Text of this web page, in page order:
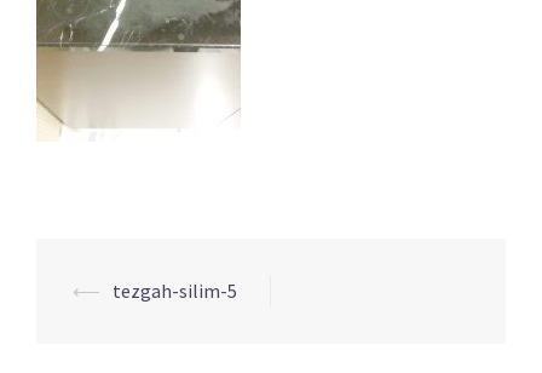
Yazı
⟵ tezgah-silim-5